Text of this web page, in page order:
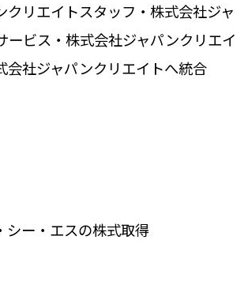
クリエイトスタッフ・株式会社ジャ
ービス・株式会社ジャパンクリエイ
会社ジャパンクリエイトへ統合
シー・エスの株式取得